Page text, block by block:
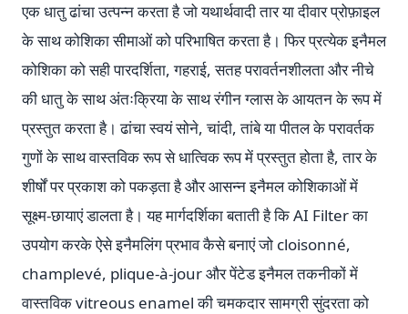
एक धातु ढांचा उत्पन्न करता है जो यथार्थवादी तार या दीवार प्रोफ़ाइल
के साथ कोशिका सीमाओं को परिभाषित करता है। फिर प्रत्येक इनैमल
कोशिका को सही पारदर्शिता, गहराई, सतह परावर्तनशीलता और नीचे
की धातु के साथ अंतःक्रिया के साथ रंगीन ग्लास के आयतन के रूप में
प्रस्तुत करता है। ढांचा स्वयं सोने, चांदी, तांबे या पीतल के परावर्तक
गुणों के साथ वास्तविक रूप से धात्विक रूप में प्रस्तुत होता है, तार के
शीर्षों पर प्रकाश को पकड़ता है और आसन्न इनैमल कोशिकाओं में
सूक्ष्म-छायाएं डालता है। यह मार्गदर्शिका बताती है कि AI Filter का
उपयोग करके ऐसे इनैमलिंग प्रभाव कैसे बनाएं जो cloisonné,
champlevé, plique-à-jour और पेंटेड इनैमल तकनीकों में
वास्तविक vitreous enamel की चमकदार सामग्री सुंदरता को